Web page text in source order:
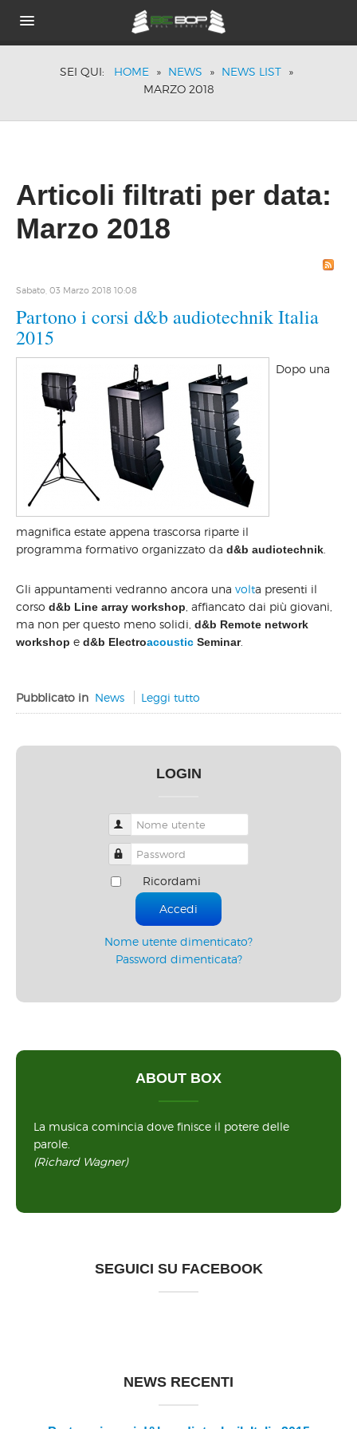
CHI SIAMO
BRANDS
DOVE SIAMO
NEWS
SEI QUI: HOME » NEWS » NEWS LIST »
MARZO 2018
Articoli filtrati per data:
Marzo 2018
Sabato, 03 Marzo 2018 10:08
Partono i corsi d&b audiotechnik Italia
2015
Dopo una
magnifica estate appena trascorsa riparte il
programma formativo organizzato da d&b audiotechnik
Gli appuntamenti vedranno ancora una volta presenti il
corso d&b Line array workshop , affiancato dai più giovani,
ma non per questo meno solidi, d&b Remote network
workshop e d&b Electroacoustic Seminar.
Pubblicato in News Leggi tutto
LOGIN
Nome utente
Password
Ricordami
Accedi
Nome utente dimenticato?
Password dimenticata?
ABOUT BOX
La musica comincia dove finisce il potere delle
parole.
(Richard Wagner)
SEGUICI SU FACEBOOK
NEWS RECENTI